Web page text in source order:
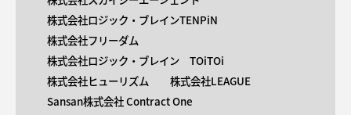
株式会社ロジック・ブレインTENPiN
株式会社フリーダム
株式会社ロジック・ブレイン TOiTOi
株式会社ヒューリズム
株式会社LEAGUE
Sansan株式会社 Contract One